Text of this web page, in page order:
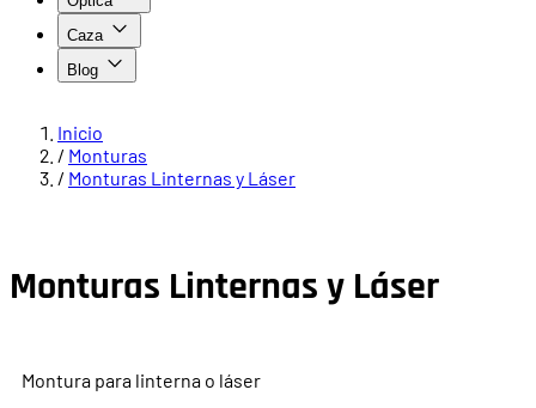
Caza
Blog
Inicio
/ Monturas
/ Monturas Linternas y Láser
Monturas Linternas y Láser
Montura para linterna o láser